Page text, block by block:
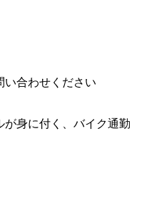
い合わせください
身に付く、バイク通勤